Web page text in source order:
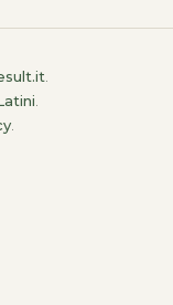
.
.
.